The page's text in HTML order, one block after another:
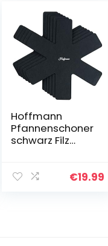
Hoffmann
Pfannenschoner
schwarz Filz
Pfannen
€19.99